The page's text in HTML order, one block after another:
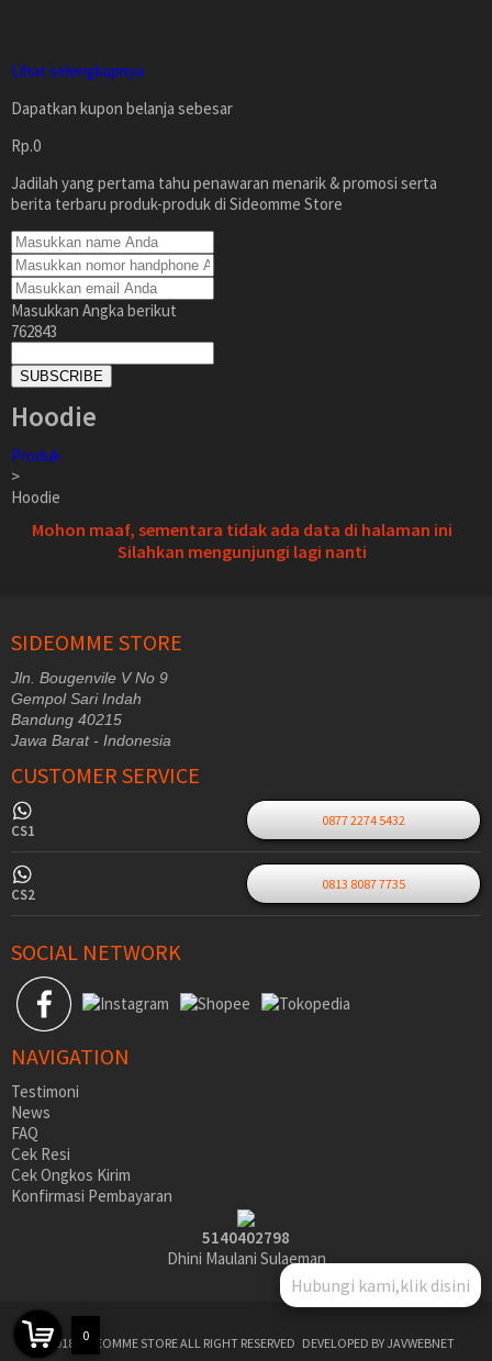
Hubungi kami,klik disini
0
Lihat selengkapnya
Dapatkan kupon belanja sebesar
Rp.0
Jadilah yang pertama tahu penawaran menarik & promosi serta
berita terbaru produk-produk di Sideomme Store
Masukkan Angka berikut
762843
SUBSCRIBE
Hoodie
Produk
>
Hoodie
Mohon maaf, sementara tidak ada data di halaman ini
Silahkan mengunjungi lagi nanti
SIDEOMME STORE
Jln. Bougenvile V No 9
Gempol Sari Indah
Bandung 40215
Jawa Barat - Indonesia
CUSTOMER SERVICE
CS1
0877 2274 5432
CS2
0813 8087 7735
SOCIAL NETWORK
NAVIGATION
Testimoni
News
FAQ
Cek Resi
Cek Ongkos Kirim
Konfirmasi Pembayaran
5140402798
Dhini Maulani Sulaeman
©2018 SIDEOMME STORE ALL RIGHT RESERVED DEVELOPED BY JAVWEBNET